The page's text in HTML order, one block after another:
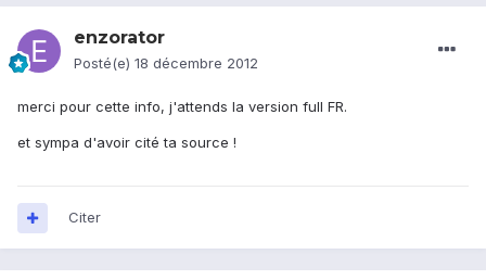
enzorator
Posté(e) 18 décembre 2012
merci pour cette info, j'attends la version full FR.
et sympa d'avoir cité ta source !
Citer